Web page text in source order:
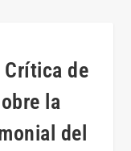
Crítica de
la
del